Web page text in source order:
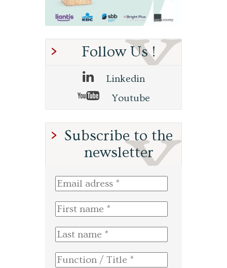
Follow Us !
Linkedin
Youtube
Subscribe to the
newsletter